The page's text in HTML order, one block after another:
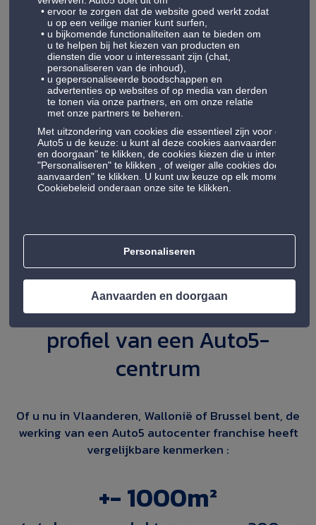
steeds meer aangepaste uitrustings- en
onderhoudsdiensten willen we nieuwe
auto-technologieën toegankelijker
maken en concreet bijdragen aan het
verlengen van de levensduur van
voertuigen. Op die manier willen we ze
veiliger en zuiniger maken, en meer
respectvol naar mensen en het milieu
toe.We zijn ervan overtuigd dat
automobilisten de toekomst van de
auto zijn. Daarom kiezen we ervoor om
hen te begeleiden en te ondersteunen
Werking van autocenter
franchise : het typische
profiel van een Auto5-
centrum
Of u nu in Vlaanderen, Wallonië of Brussel bent, de
werking van een Auto5 autocenter franchise heeft
vergelijkbare kenmerken :
+- 1000m²
ervoor te zorgen dat de website goed werkt zodat
u op een veilige manier kunt surfen,
u bijkomende functionaliteiten aan te bieden om
u te helpen bij het kiezen van producten en
diensten die voor u interessant zijn (chat,
personaliseren van de inhoud),
u gepersonaliseerde boodschappen en
advertenties op websites of op media van derden
te tonen via onze partners, en om onze relatie
met onze partners te beheren.
Met uitzondering van cookies die essentieel zijn voor de
Auto5 u de keuze: u kunt al deze cookies aanvaarden door
en doorgaan" te klikken, de cookies kiezen die u interesseren
"Personaliseren" te klikken , of weiger alle cookies door op
aanvaarden" te klikken. U kunt uw keuze op elk moment
Cookiebeleid onderaan onze site te klikken.
Personaliseren
Aanvaarden en doorgaan